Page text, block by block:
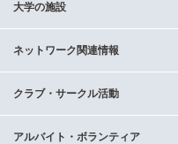
大学の施設
ネットワーク関連情報
クラブ・サークル活動
アルバイト・ボランティア